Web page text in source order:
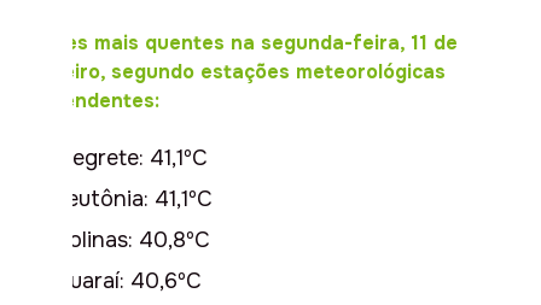
Cidades mais quentes na segunda-feira, 11 de
fevereiro, segundo estações meteorológicas
independentes:
Alegrete: 41,1ºC
Teutônia: 41,1ºC
Colinas: 40,8ºC
Quaraí: 40,6ºC